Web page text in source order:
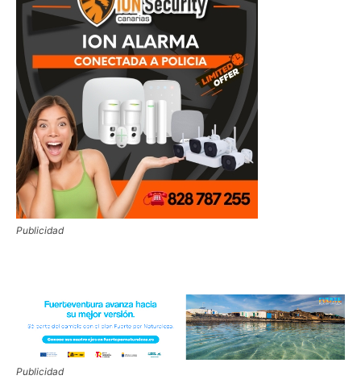
Publicidad
Publicidad